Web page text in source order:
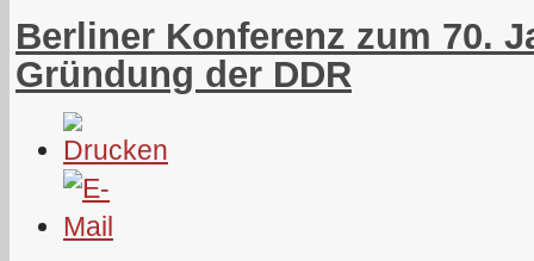
Berliner Konferenz zum 70.
Gründung der DDR